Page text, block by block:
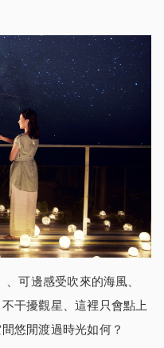
可邊感受吹來的海風、
干擾觀星、這裡只會點上
悠閒渡過時光如何？